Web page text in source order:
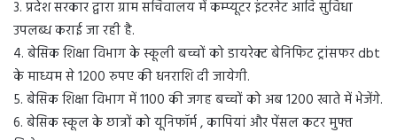
3. प्रदेश सरकार द्वारा ग्राम सचिवालय में कम्प्यूटर इंटरनेट आदि सुविधा
उपलब्ध कराई जा रही है.
4. बेसिक शिक्षा विभाग के स्कूली बच्चों को डायरेक्ट बेनिफिट ट्रांसफर dbt
के माध्यम से 1200 रुपए की धनराशि दी जायेगी.
5. बेसिक शिक्षा विभाग में 1100 की जगह बच्चों को अब 1200 खाते में भेजेंगे.
6. बेसिक स्कूल के छात्रों को यूनिफॉर्म , कापियां और पेंसल कटर मुफ्त